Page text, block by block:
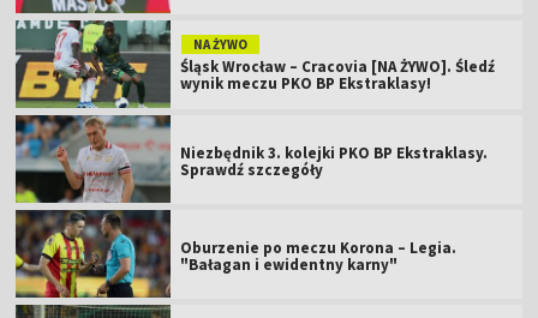
NA ŻYWO
Śląsk Wrocław – Cracovia [NA ŻYWO]. Śledź
wynik meczu PKO BP Ekstraklasy!
Niezbędnik 3. kolejki PKO BP Ekstraklasy.
Sprawdź szczegóły
Oburzenie po meczu Korona – Legia.
"Bałagan i ewidentny karny"